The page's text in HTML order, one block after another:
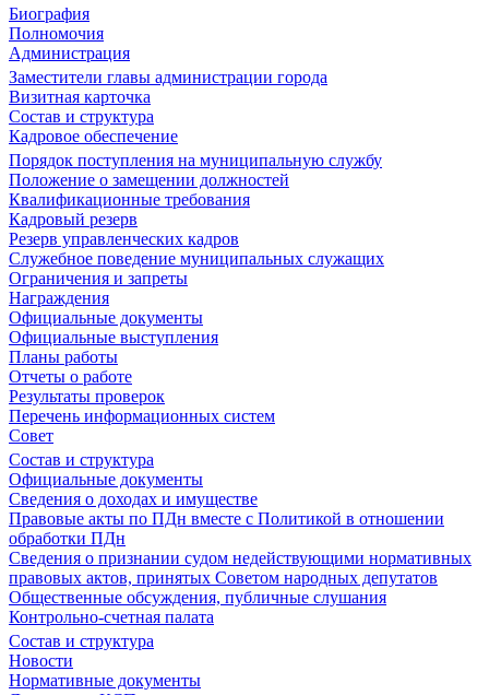
Биография
Полномочия
Администрация
Заместители главы администрации города
Визитная карточка
Состав и структура
Кадровое обеспечение
Порядок поступления на муниципальную службу
Положение о замещении должностей
Квалификационные требования
Кадровый резерв
Резерв управленческих кадров
Служебное поведение муниципальных служащих
Ограничения и запреты
Награждения
Официальные документы
Официальные выступления
Планы работы
Отчеты о работе
Результаты проверок
Перечень информационных систем
Совет
Состав и структура
Официальные документы
Сведения о доходах и имуществе
Правовые акты по ПДн вместе с Политикой в отношении
обработки ПДн
Сведения о признании судом недействующими нормативных
правовых актов, принятых Советом народных депутатов
Общественные обсуждения, публичные слушания
Контрольно-счетная палата
Состав и структура
Новости
Нормативные документы